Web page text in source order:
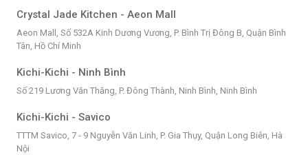
Crystal Jade Kitchen - Aeon Mall
Aeon Mall, Số 532A Kinh Dương Vương, P. Bình Trị Đông B, Quận Bình
Tân, Hồ Chí Minh
Kichi-Kichi - Ninh Bình
Số 219 Lương Văn Thăng, P. Đông Thành, Ninh Bình, Ninh Bình
Kichi-Kichi - Savico
TTTM Savico, 7 - 9 Nguyễn Văn Linh, P. Gia Thụy, Quận Long Biên, Hà
Nội